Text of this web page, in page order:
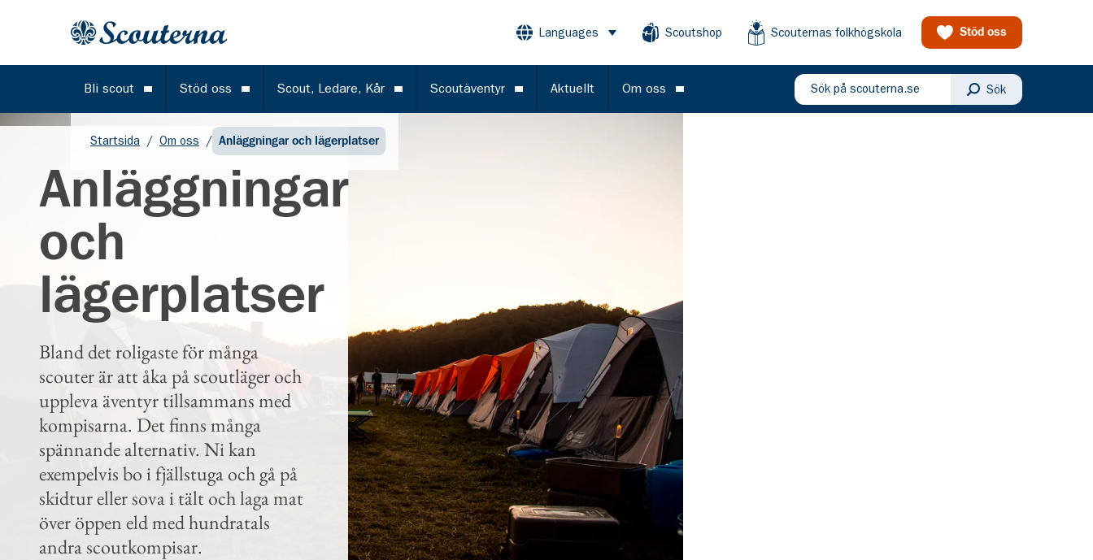
Gå till huvudinnehållet
Languages Öppna menyScoutshop Scouternas folkhögskola Stöd oss
Bli scout Öppna meny
Stöd oss Öppna meny
Scout, Ledare, Kår Öppna meny
Scoutäventyr Öppna meny
Aktuellt Om oss Öppna meny
Sök på scouterna.se Sök
Startsida / Om oss / Anläggningar och lägerplatser
Anläggningar
och
lägerplatser
Bland det roligaste för många
scouter är att åka på scoutläger och
uppleva äventyr tillsammans med
kompisarna. Det finns många
spännande alternativ. Ni kan
exempelvis bo i fjällstuga och gå på
skidtur eller sova i tält och laga mat
över öppen eld med hundratals
andra scoutkompisar.